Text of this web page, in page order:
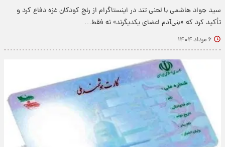
سید جواد هاشمی با لحنی تند در اینستاگرام از رنج کودکان غزه دفاع کرد و
تأکید کرد که «بنی‌آدم اعضای یکدیگرند» نه فقط…
۶ مرداد ۱۴۰۴